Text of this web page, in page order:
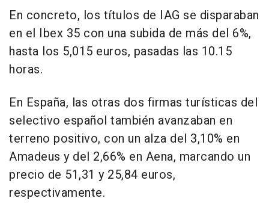
En concreto, los títulos de IAG se disparaban
en el Ibex 35 con una subida de más del 6%,
hasta los 5,015 euros, pasadas las 10.15
horas.
En España, las otras dos firmas turísticas del
selectivo español también avanzaban en
terreno positivo, con un alza del 3,10% en
Amadeus y del 2,66% en Aena, marcando un
precio de 51,31 y 25,84 euros,
respectivamente.